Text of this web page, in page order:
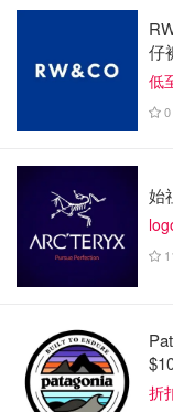
了！打开之后就是
小小的科普一
在聊之前科普一下
里，我们把蚕丝按
4A、5A、6A。最
一线奢侈品大牌
丝。那么太湖雪
米是用来计量丝
也会越高。我这次
制作而成，可见用
根据产品本身的特
恰当的姆米。（资
仔
低
0
始
折